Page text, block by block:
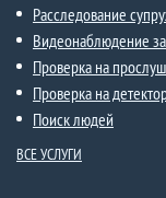
Расследование
Видеонаблюдение
Проверка на
Проверка на
Поиск людей
ВСЕ УСЛУГИ